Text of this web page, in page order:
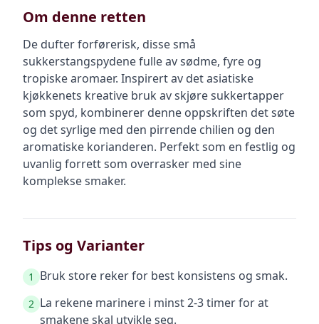
Om denne retten
De dufter forførerisk, disse små
sukkerstangspydene fulle av sødme, fyre og
tropiske aromaer. Inspirert av det asiatiske
kjøkkenets kreative bruk av skjøre sukkertapper
som spyd, kombinerer denne oppskriften det søte
og det syrlige med den pirrende chilien og den
aromatiske korianderen. Perfekt som en festlig og
uvanlig forrett som overrasker med sine
komplekse smaker.
Tips og Varianter
1 Bruk store reker for best konsistens og smak.
2 La rekene marinere i minst 2-3 timer for at
smakene skal utvikle seg.